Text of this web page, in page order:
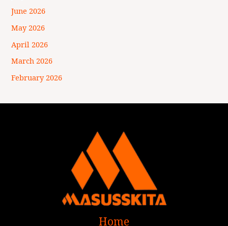
June 2026
May 2026
April 2026
March 2026
February 2026
Home